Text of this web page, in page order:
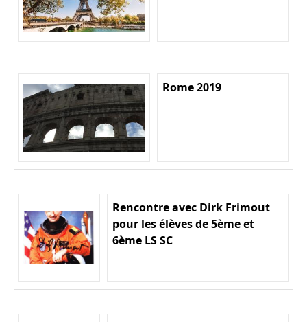
Rome 2019
Rencontre avec Dirk Frimout
pour les élèves de 5ème et
6ème LS SC